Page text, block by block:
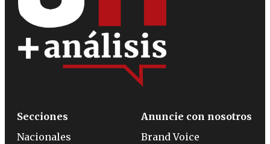
Secciones
Nacionales
Anuncie con nosotros
Brand Voice